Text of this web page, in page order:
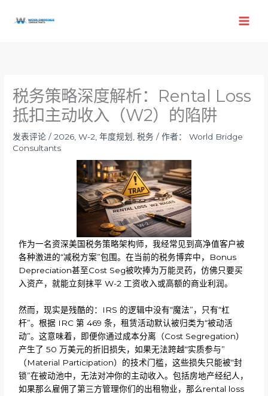
税务策略深度解析：Rental Loss
抵扣主动收入（W2）的陷阱
发表评论 /2026,W-2,年度规划 ,税务 / 作者：
World Bridge
Consultants
作为一名资深美国税务策略架构师，我经常见到高净值客户被
各种激进的“减税方案”包围。在当前的税务博弈中，Bonus
Depreciation甚至Cost Seg被吹捧为万能灵药，仿佛只要买
入资产，就能立刻抹平 W-2 工资收入或高额的商业利润。
然而，现实是残酷的：IRS 的逻辑中没有“魔法”，只有“杠
杆”。根据 IRC 第 469 条，租赁活动默认被归类为“被动活
动”。这意味着，即便你通过成本分离（Cost Segregation）
产生了 50 万美元的折旧损失，如果无法跨越“实质参与”
（Material Participation）的技术门槛，这些损失只能被“封
锁”在被动池中，无法对冲你的主动收入。包括房地产经纪人，
如果那么雇佣了第三方管理你们的出租物业，那么rental loss